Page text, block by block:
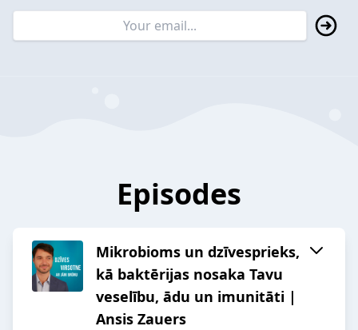
Episodes
Mikrobioms un dzīvesprieks,
kā baktērijas nosaka Tavu
veselību, ādu un imunitāti |
Ansis Zauers